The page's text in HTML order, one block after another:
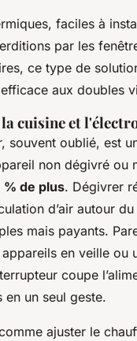
faciles à
par les
ce type de
aux doubles
cuisine et
souvent oublié, est
non dégivré ou
% de plus. Dégivrer
d’air autour
mais payants.
en veille ou
coupe
en un seul geste.
ajuster le